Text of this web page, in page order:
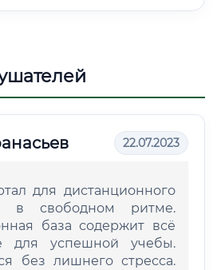
22.07.2023
для дистанционного
в свободном ритме.
база содержит всё
для успешной учебы.
без лишнего стресса.